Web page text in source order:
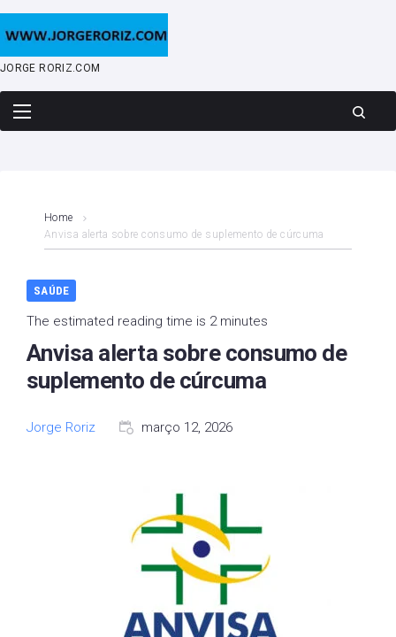
content
JORGE RORIZ.COM
Home
Anvisa alerta sobre consumo de suplemento de cúrcuma
SAÚDE
The estimated reading time is 2 minutes
Anvisa alerta sobre consumo de
suplemento de cúrcuma
Jorge Roriz março 12, 2026